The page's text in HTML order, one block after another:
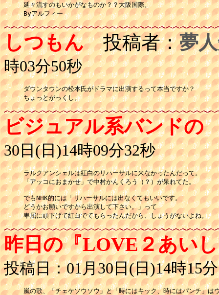
延々流すのもいかがなものか？？大阪国際。
Byアルフィー
しつもん投稿者：夢
時03分50秒
ダウンタウンの松本氏がドラマに出演するって本当ですか？
ちょっとがっくし。
ビジュアル系バンドの
30日(日)14時09分32秒
ラルクアンシェルは紅白のリハーサルに来なかったんだって。
「アッコにおまかせ」で中村かんくろう（？）が呆れてた。
でもNHK的には「リハーサルには出なくてもいいです。
どうかお願いですから出演して下さい。」って
昨日の『LOVE２あい
投稿日：01月30日(日)14時15
嵐の歌、「チェケソウソウ」と「時にはキック、時にはパンチ」は